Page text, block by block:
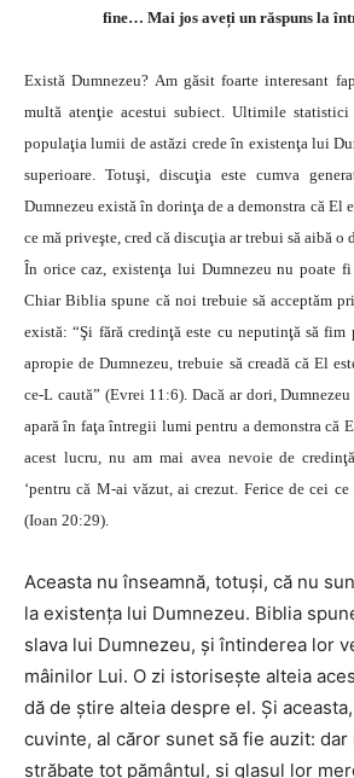
fine… Mai jos aveți un răspuns la
Există Dumnezeu? Am găsit foarte interesant
multă atenţie acestui subiect. Ultimile
populaţia lumii de astăzi crede în existenţa lui
superioare. Totuşi, discuţia este cumva
Dumnezeu există în dorinţa de a demonstra că El
ce mă priveşte, cred că discuţia ar trebui să aibă
În orice caz, existenţa lui Dumnezeu nu poate fi
Chiar Biblia spune că noi trebuie să acceptăm
există: “Şi fără credinţă este cu neputinţă să
apropie de Dumnezeu, trebuie să creadă că El
ce-L caută” (Evrei 11:6). Dacă ar dori,
apară în faţa întregii lumi pentru a demonstra că
acest lucru, nu am mai avea nevoie de
‘pentru că M-ai văzut, ai crezut. Ferice de cei
(Ioan 20:29).
Aceasta nu înseamnă, totuşi, că nu
la existenţa lui Dumnezeu. Biblia
slava lui Dumnezeu, şi întinderea lor
mâinilor Lui. O zi istoriseşte alteia
dă de ştire alteia despre el. Şi
cuvinte, al căror sunet să fie auzit:
străbate tot pământul, şi glasul lor